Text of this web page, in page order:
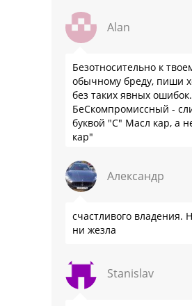
Alan
Безотносительно к
обычному бреду, пиши
без таких явных ошибок.
БеСкомпромиссный -
буквой "С" Масл кар, а
кар"
Александр
счастливого владения.
ни жезла
Stanislav